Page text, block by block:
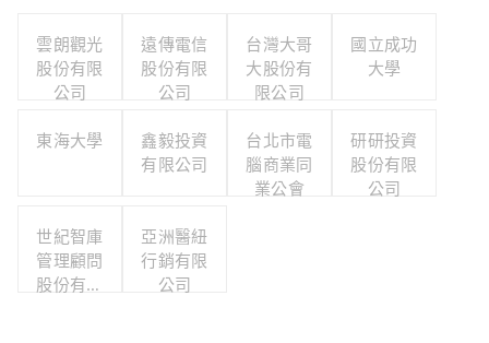
雲朗觀光
股份有限
公司
遠傳電信
股份有限
公司
台灣大哥
大股份有
限公司
國立成功
大學
東海大學
鑫毅投資
有限公司
台北市電
腦商業同
業公會
研研投資
股份有限
公司
世紀智庫
管理顧問
股份有限
亞洲醫紐
行銷有限
公司